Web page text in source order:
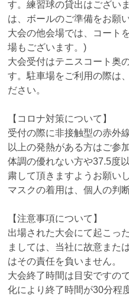
す。練習球の貸出はござい
は、ボールのご準備をお願
大会の他会場では、コート
場もございます。)
大会受付はテニスコート奥
す。駐車場をご利用の際は
ださい。
【コロナ対策について】
受付の際に非接触型の赤外
以上の発熱がある方はご参
体調の優れない方や37.5度
粛して頂きますようお願いし
マスクの着用は、個人の判
【注意事項について】
出場された大会にて起こっ
ましては、当社に故意また
はその責任を負いません。
大会終了時間は目安ですの
化により終了時間が30分程